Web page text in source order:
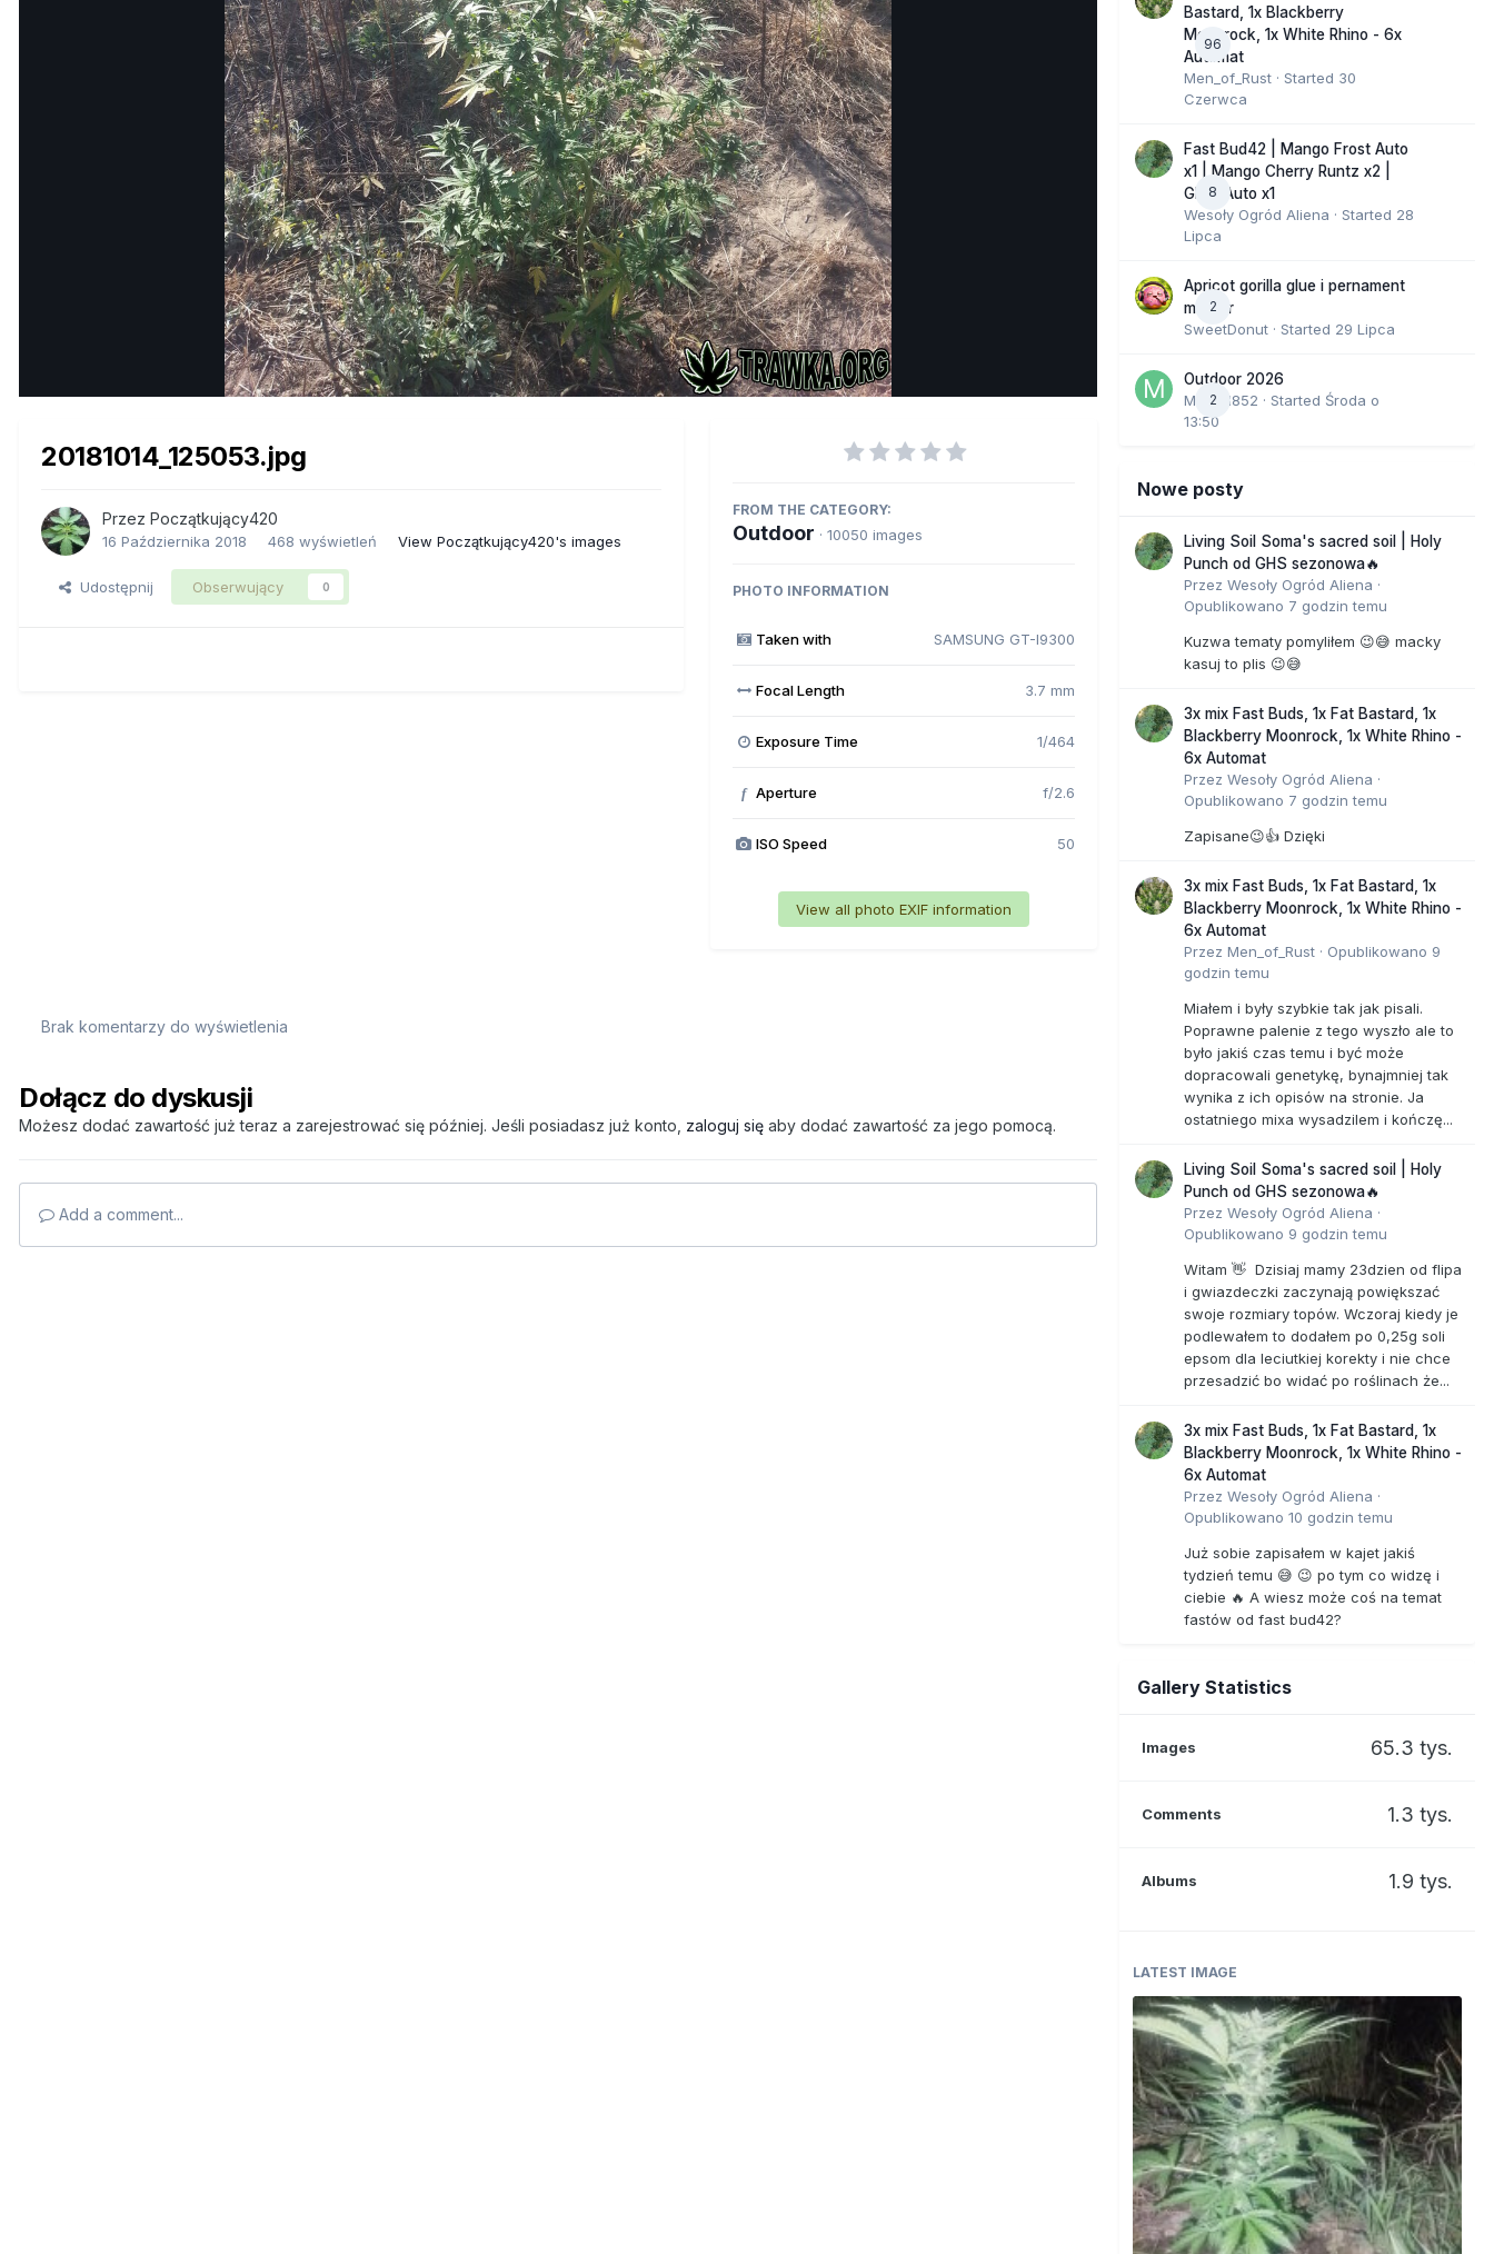
20181014_125053.jpg
Przez Początkujący420
16 Października 2018 468 wyświetleń View Początkujący420's images
Udostępnij Obserwujący 0
FROM THE CATEGORY:
Outdoor · 10050 images
PHOTO INFORMATION
Taken with SAMSUNG GT-I9300
Focal Length 3.7 mm
Exposure Time 1/464
f Aperture f/2.6
ISO Speed 50
View all photo EXIF information
Brak komentarzy do wyświetlenia
Dołącz do dyskusji
Możesz dodać zawartość już teraz a zarejestrować się później. Jeśli posiadasz już konto, zaloguj się aby dodać zawartość za jego pomocą.
Add a comment...
96
Bastard, 1x Blackberry
Moonrock, 1x White Rhino - 6x
Automat
Men_of_Rust · Started 30
Czerwca
8
Fast Bud42 | Mango Frost Auto
x1 | Mango Cherry Runtz x2 |
GMO Auto x1
Wesoły Ogród Aliena · Started 28
Lipca
2
Apricot gorilla glue i pernament
marker
SweetDonut · Started 29 Lipca
2
Outdoor 2026
Marcel852 · Started Środa o
13:50
Nowe posty
Living Soil Soma's sacred soil | Holy
Punch od GHS sezonowa🔥
Przez Wesoły Ogród Aliena ·
Opublikowano 7 godzin temu
Kuzwa tematy pomyliłem 😉😅 macky
kasuj to plis 😉😅
3x mix Fast Buds, 1x Fat Bastard, 1x
Blackberry Moonrock, 1x White Rhino -
6x Automat
Przez Wesoły Ogród Aliena ·
Opublikowano 7 godzin temu
Zapisane😉👍 Dzięki
3x mix Fast Buds, 1x Fat Bastard, 1x
Blackberry Moonrock, 1x White Rhino -
6x Automat
Przez Men_of_Rust · Opublikowano 9
godzin temu
Miałem i były szybkie tak jak pisali.
Poprawne palenie z tego wyszło ale to
było jakiś czas temu i być może
dopracowali genetykę, bynajmniej tak
wynika z ich opisów na stronie. Ja
ostatniego mixa wysadzilem i kończę...
Living Soil Soma's sacred soil | Holy
Punch od GHS sezonowa🔥
Przez Wesoły Ogród Aliena ·
Opublikowano 9 godzin temu
Witam 👋 Dzisiaj mamy 23dzien od flipa
i gwiazdeczki zaczynają powiększać
swoje rozmiary topów. Wczoraj kiedy je
podlewałem to dodałem po 0,25g soli
epsom dla leciutkiej korekty i nie chce
przesadzić bo widać po roślinach że...
3x mix Fast Buds, 1x Fat Bastard, 1x
Blackberry Moonrock, 1x White Rhino -
6x Automat
Przez Wesoły Ogród Aliena ·
Opublikowano 10 godzin temu
Już sobie zapisałem w kajet jakiś
tydzień temu 😅 😉 po tym co widzę i
ciebie 🔥 A wiesz może coś na temat
fastów od fast bud42?
Gallery Statistics
Images 65.3 tys.
Comments 1.3 tys.
Albums 1.9 tys.
LATEST IMAGE